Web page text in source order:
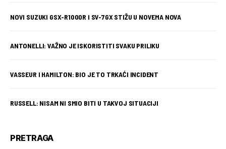
NOVI SUZUKI GSX-R1000R I SV-7GX STIŽU U NOVEMA NOVA
ANTONELLI: VAŽNO JE ISKORISTITI SVAKU PRILIKU
VASSEUR I HAMILTON: BIO JE TO TRKAĆI INCIDENT
RUSSELL: NISAM NI SMIO BITI U TAKVOJ SITUACIJI
PRETRAGA